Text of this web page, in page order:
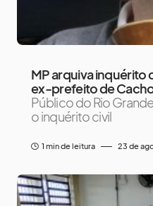
MP arquiva inquérito
ex-prefeito de
Público do Rio
o inquérito civil
1 min de leitura 23 de